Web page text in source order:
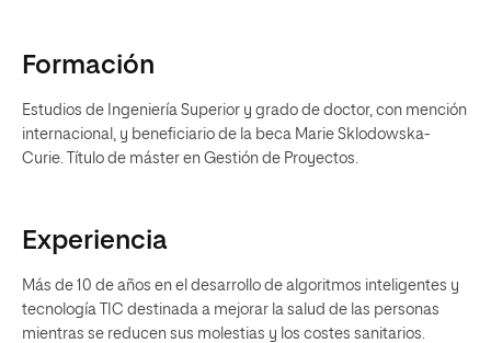
Formación
Estudios de Ingeniería Superior y grado de doctor, con mención
internacional, y beneficiario de la beca Marie Sklodowska-
Curie. Título de máster en Gestión de Proyectos.
Experiencia
Más de 10 de años en el desarrollo de algoritmos inteligentes y
tecnología TIC destinada a mejorar la salud de las personas
mientras se reducen sus molestias y los costes sanitarios.